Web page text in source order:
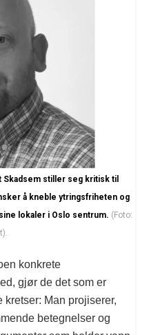
Skadsem stiller seg kritisk til
å kneble ytringsfriheten og
lokaler i Oslo sentrum. (Foto:
konkrete
gjør de det som er
Man projiserer,
betegnelser og